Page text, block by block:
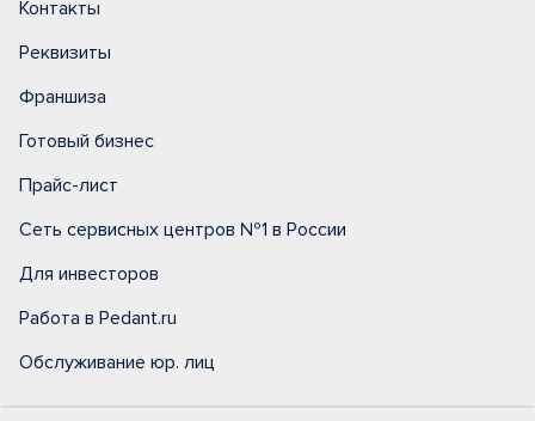
Контакты
Реквизиты
Франшиза
Готовый бизнес
Прайс-лист
Сеть сервисных центров №1 в России
Для инвесторов
Работа в Pedant.ru
Обслуживание юр. лиц